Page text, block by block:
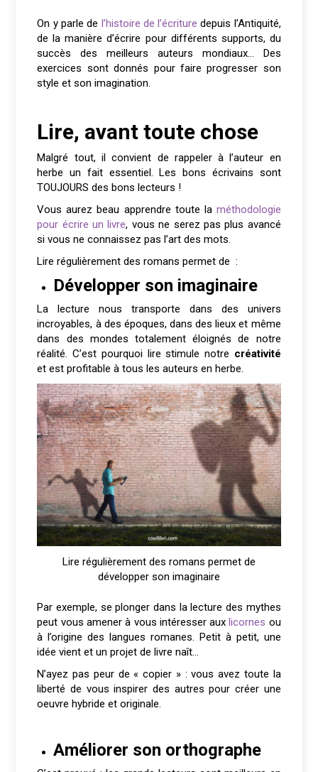
On y parle de l’histoire de l’écriture depuis l’Antiquité,
de la manière d’écrire pour différents supports, du
succès des meilleurs auteurs mondiaux… Des
exercices sont donnés pour faire progresser son
style et son imagination.
Lire, avant toute chose
Malgré tout, il convient de rappeler à l’auteur en
herbe un fait essentiel. Les bons écrivains sont
TOUJOURS des bons lecteurs !
Vous aurez beau apprendre toute la méthodologie
pour écrire un livre, vous ne serez pas plus avancé
si vous ne connaissez pas l’art des mots.
Lire régulièrement des romans permet de :
Développer son imaginaire
La lecture nous transporte dans des univers
incroyables, à des époques, dans des lieux et même
dans des mondes totalement éloignés de notre
réalité. C’est pourquoi lire stimule notre créativité
et est profitable à tous les auteurs en herbe.
Lire régulièrement des romans permet de
développer son imaginaire
Par exemple, se plonger dans la lecture des mythes
peut vous amener à vous intéresser aux licornes ou
à l’origine des langues romanes. Petit à petit, une
idée vient et un projet de livre naît…
N’ayez pas peur de « copier » : vous avez toute la
liberté de vous inspirer des autres pour créer une
oeuvre hybride et originale.
Améliorer son orthographe